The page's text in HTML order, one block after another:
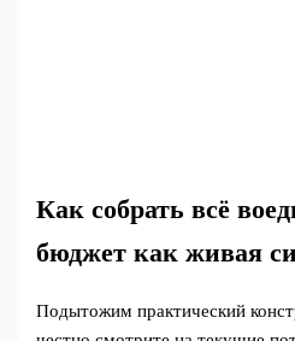
Как собрать всё
бюджет как живая
Подытожим практический